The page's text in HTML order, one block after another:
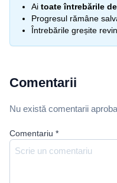
Ai toate întrebările
Progresul rămâne
Întrebările greșite
Comentarii
Nu există comentarii
Comentariu *